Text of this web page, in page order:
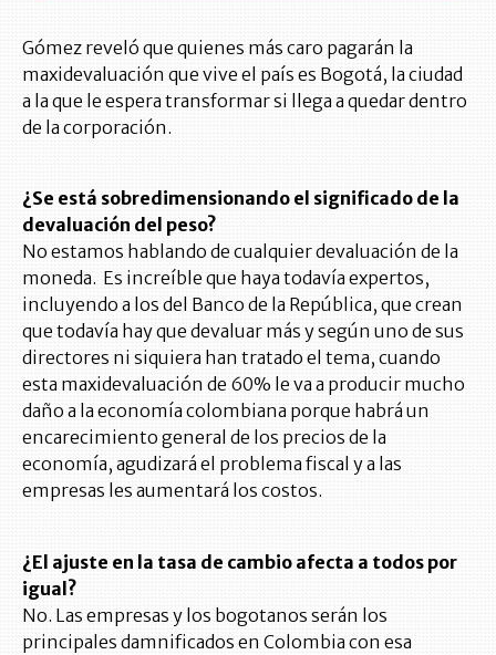
Gómez reveló que quienes más caro pagarán la
maxidevaluación que vive el país es Bogotá, la ciudad
a la que le espera transformar si llega a quedar dentro
de la corporación.
¿Se está sobredimensionando el significado de la
devaluación del peso?
No estamos hablando de cualquier devaluación de la
moneda. Es increíble que haya todavía expertos,
incluyendo a los del Banco de la República, que crean
que todavía hay que devaluar más y según uno de sus
directores ni siquiera han tratado el tema, cuando
esta maxidevaluación de 60% le va a producir mucho
daño a la economía colombiana porque habrá un
encarecimiento general de los precios de la
economía, agudizará el problema fiscal y a las
empresas les aumentará los costos.
¿El ajuste en la tasa de cambio afecta a todos por
igual?
No. Las empresas y los bogotanos serán los
principales damnificados en Colombia con esa